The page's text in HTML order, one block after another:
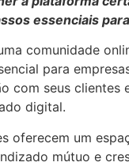
essenciais
comunidade
para
com seus clientes
digital.
oferecem um
mútuo e